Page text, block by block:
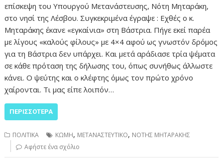
επίσκεψη του Υπουργού Μετανάστευσης, Νότη Μηταράκη,
στο νησί της Λέσβου. Συγκεκριμένα έγραψε : Εχθές ο κ.
Μηταράκης έκανε «εγκαίνια» στη Βάστρια. Πήγε εκεί παρέα
με λίγους «καλούς φίλους» με 4×4 αφού ως γνωστόν δρόμος
για τη Βάστρια δεν υπάρχει. Και μετά αράδιασε τρία ψέματα
σε κάθε πρόταση της δήλωσης του, όπως συνήθως άλλωστε
κάνει. Ο ψεύτης και ο κλέφτης όμως τον πρώτο χρόνο
χαίρονται. Τι μας είπε λοιπόν…
ΠΕΡΙΣΣΌΤΕΡΑ
ΠΟΛΙΤΙΚΑ ΚΩΜΗ, ΜΕΤΑΝΑΣΤΕΥΤΙΚΟ, ΝΟΤΗΣ ΜΗΤΑΡΑΚΗΣ
Αφήστε ένα σχόλιο